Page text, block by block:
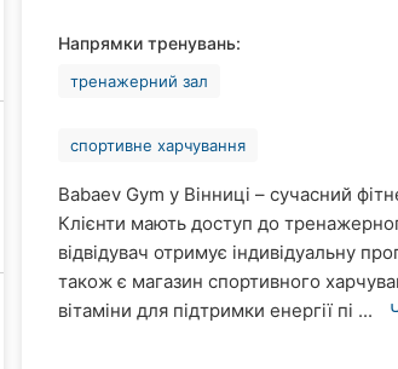
Напрямки тренувань:
тренажерний зал
спортивне харчування
Babaev Gym у Вінниці – сучасний
Клієнти мають доступ до
відвідувач отримує індивідуальну
також є магазин спортивного
вітаміни для підтримки енергії пі ...